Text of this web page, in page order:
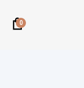
links
0